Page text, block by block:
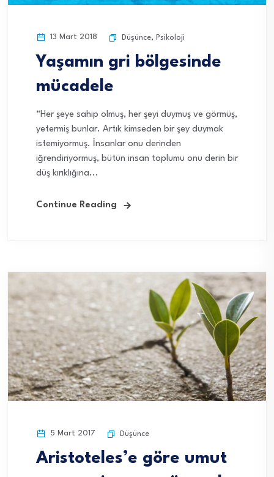
13 Mart 2018 Düşünce, Psikoloji
Yaşamın gri bölgesinde
mücadele
“Her şeye sahip olmuş, her şeyi duymuş ve görmüş,
yetermiş bunlar. Artık kimseden bir şey duymak
istemiyormuş. İnsanlar onu derinden
iğrendiriyormuş, bütün insan toplumu onu derin bir
düş kırıklığına...
Continue Reading
5 Mart 2017 Düşünce
Aristoteles’e göre umut